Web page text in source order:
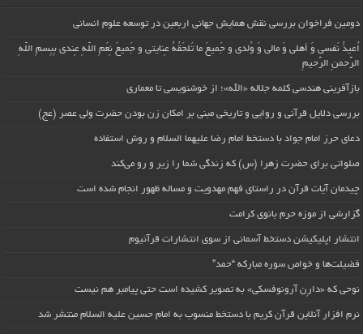
دومین فراخوان بررسی نقش همایش جهانی اربعین در توسعه علوم انسانی
اُعیذُ نَفسی وَ أهلی وَ مالی وَ وُلدی و جَمیعَ ما تَلحَقُهُ عِنایتی و جَمیعَ نِعَمِ اللّهِ عِندی بِبِسمِ اللّهِ
الرَّحمنِ الرَّحیمِ
بازآفرینی هندسی کلمه جلاله «الله»؛ از خوشنویسی تا معماری
بررسی دلایل قرآنی و روایی و تاریخی مبنی بر امکان زن بودن حضرت ولی عصر (عج)
دعای حرز امام جواد با دستخط امام رضا علیهما السلام و روش استفاده
صلواتی برای حضرت زهرا (س) که زندگی شما را زیر و رو می‌کند
چیدمان آیات قرآن در راستای فهم مهدویت و مساله ظهور انجام شده است
گزارشی از موزه حرم بانوی کرامت
انتشار اپلیکیشن دستخط آسمانی از سوی انتشارات قرآنیوم
فضیلت‌ها و خواص سوره مبارکه “حمد”
نوحی که «دارِن آرونوفسکی» به تصویر کشیده است حتی پیامبر هم نیست
نرم افزار آنلاین قرآن کریم با دستخط منسوب به امام حسین علیه السلام منتشر شد